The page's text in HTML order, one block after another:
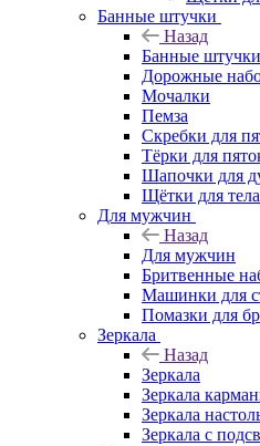
Банные штучки
Назад
Банные штучки
Дорожные
Мочалки
Пемза
Скребки для
Тёрки для
Шапочки для
Щётки для тела
Для мужчин
Назад
Для мужчин
Бритвенные
Машинки для
Помазки для
Зеркала
Назад
Зеркала
Зеркала
Зеркала
Зеркала с